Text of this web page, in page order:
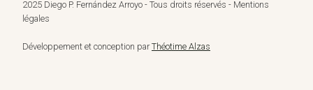
2025 Diego P. Fernández Arroyo - Tous droits réservés - Mentions
légales
Développement et conception parThéotime Alzas